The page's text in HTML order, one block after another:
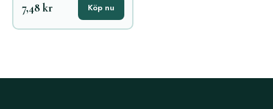
7,48 kr Köp nu